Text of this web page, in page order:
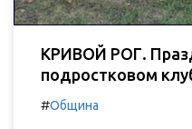
КРИВОЙ РОГ.
подростковом
#Община